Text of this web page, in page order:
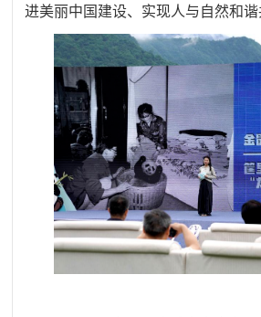
进美丽中国建设、实现人与自然和谐